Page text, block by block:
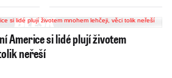
Americe si lidé plují životem
neřeší